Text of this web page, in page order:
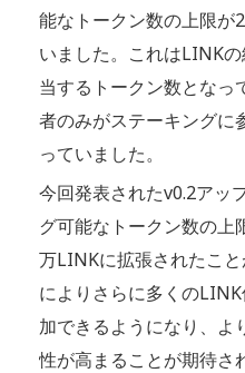
能なトークン数の上限が
いました。これはLINK
当するトークン数とな
者のみがステーキングに
っていました。
今回発表されたv0.2アッ
グ可能なトークン数の上
万LINKに拡張されたこ
によりさらに多くの
加できるようになり、
性が高まることが期待さ